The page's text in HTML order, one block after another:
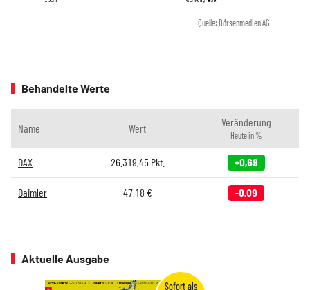
Quelle: Börsenmedien AG
Behandelte Werte
Name Wert Veränderung
Heute in %
DAX 26.319,45Pkt. +0,69
Daimler 47,18 € -0,09
Aktuelle Ausgabe